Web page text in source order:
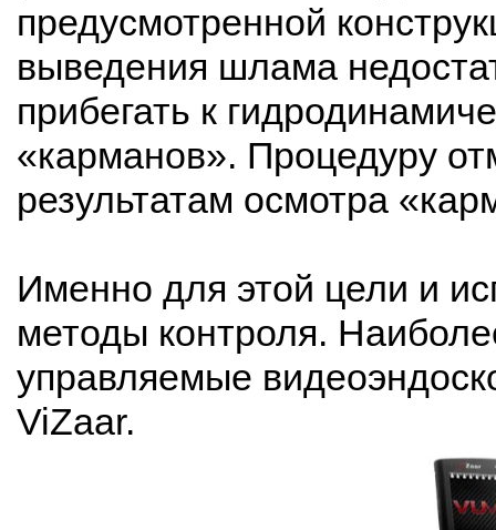
предусмотренной
выведения шлама
прибегать к
«карманов». Процедуру
результатам осмотра
Именно для этой цели и
методы контроля.
управляемые
ViZaar.